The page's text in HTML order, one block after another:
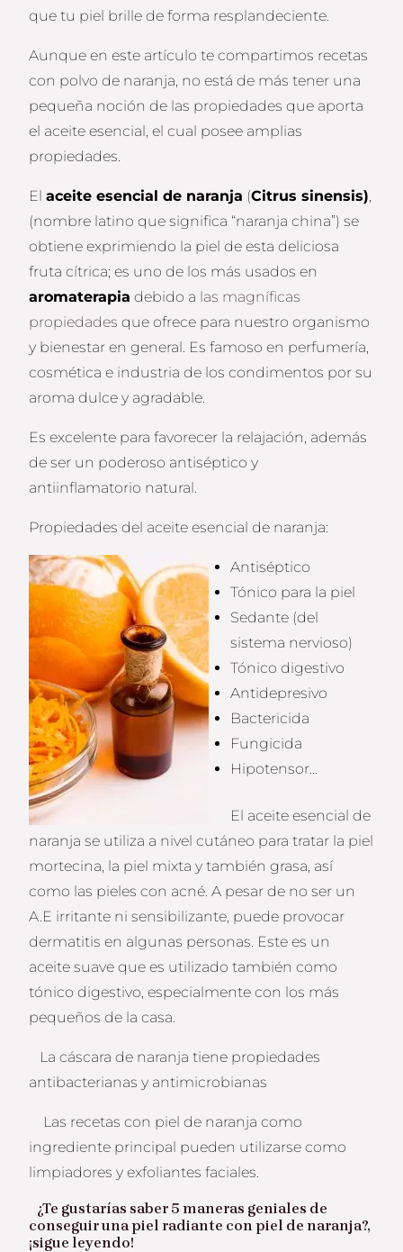
que tu piel brille de forma resplandeciente.
Aunque en este artículo te compartimos recetas
con polvo de naranja, no está de más tener una
pequeña noción de las propiedades que aporta
el aceite esencial, el cual posee amplias
propiedades.
Elaceite esencial de naranja (Citrus sinensis),
(nombre latino que significa “naranja china”) se
obtiene exprimiendo la piel de esta deliciosa
fruta cítrica; es uno de los más usados en
aromaterapia debido a las magníficas
propiedades que ofrece para nuestro organismo
y bienestar en general. Es famoso en perfumería,
cosmética e industria de los condimentos por su
aroma dulce y agradable.
Es excelente para favorecer la relajación, además
de ser un poderoso antiséptico y
antiinflamatorio natural.
Propiedades del aceite esencial de naranja:
Antiséptico
Tónico para la piel
Sedante (del
sistema nervioso)
Tónico digestivo
Antidepresivo
Bactericida
Fungicida
Hipotensor…
El aceite esencial de
naranja se utiliza a nivel cutáneo para tratar la piel
mortecina, la piel mixta y también grasa, así
como las pieles con acné. A pesar de no ser un
A.E irritante ni sensibilizante, puede provocar
dermatitis en algunas personas. Este es un
aceite suave que es utilizado también como
tónico digestivo, especialmente con los más
pequeños de la casa.
La cáscara de naranja tiene propiedades
antibacterianas y antimicrobianas
Las recetas con piel de naranja como
ingrediente principal pueden utilizarse como
limpiadores y exfoliantes faciales.
¿Te gustarías saber 5 maneras geniales de
conseguir una piel radiante con piel de naranja?,
¡sigue leyendo!